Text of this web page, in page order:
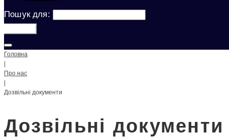
Пошук для:
Головна
Про нас
Дозвільні документи
Дозвільні документи